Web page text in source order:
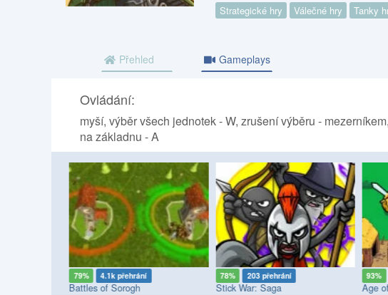
Strategické hry Válečné hry Tanky
Přehled Gameplays
Ovládání:
myší, výběr všech jednotek - W, zrušení výběru -
na základnu - A
79% 4.1k přehrání
Battles of Sorogh
78% 203 přehrání
Stick War: Saga
93%
Age